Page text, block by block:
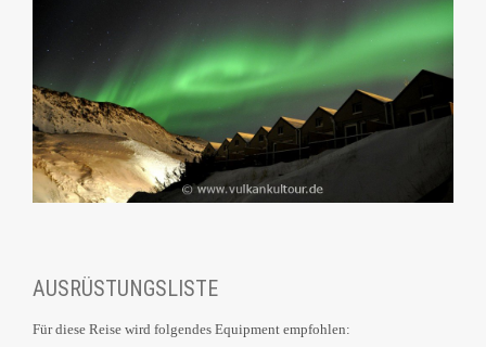
AUSRÜSTUNGSLISTE
Für diese Reise wird folgendes Equipment empfohlen: